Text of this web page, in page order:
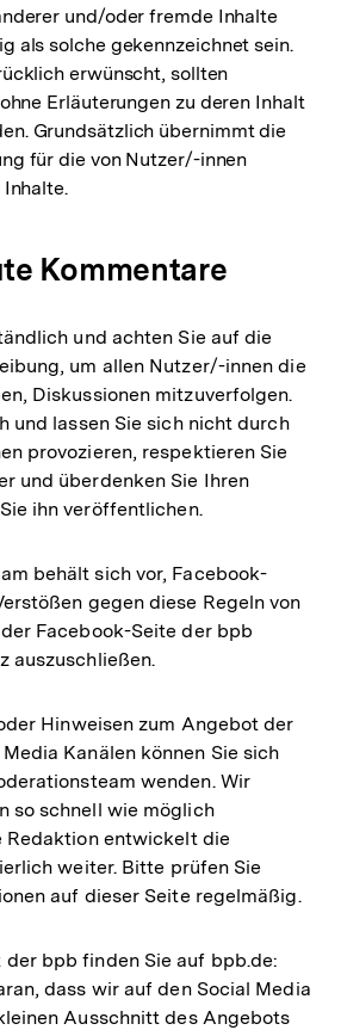
und/oder fremde Inhalte
als solche gekennzeichnet sein.
erwünscht, sollten
Erläuterungen zu deren Inhalt
Grundsätzlich übernimmt die
für die von Nutzer/-innen
Kommentare
und achten Sie auf die
um allen Nutzer/-innen die
Diskussionen mitzuverfolgen.
und lassen Sie sich nicht durch
provozieren, respektieren Sie
und überdenken Sie Ihren
ihn veröffentlichen.
behält sich vor, Facebook-
gegen diese Regeln von
Facebook-Seite der bpb
auszuschließen.
Hinweisen zum Angebot der
Kanälen können Sie sich
wenden. Wir
so schnell wie möglich
Redaktion entwickelt die
weiter. Bitte prüfen Sie
auf dieser Seite regelmäßig.
bpb finden Sie auf bpb.de:
dass wir auf den Social Media
Ausschnitt des Angebots